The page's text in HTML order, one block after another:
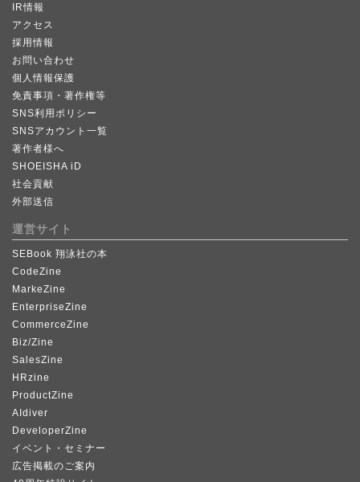
IR情報
アクセス
採用情報
お問い合わせ
個人情報保護
免責事項・著作権等
SNS利用ポリシー
SNSアカウント一覧
著作者様へ
SHOEISHA iD
社会貢献
外部送信
運営サイト
SEBook 翔泳社の本
CodeZine
MarkeZine
EnterpriseZine
CommerceZine
Biz/Zine
SalesZine
HRzine
ProductZine
AIdiver
DeveloperZine
イベント・セミナー
広告掲載のご案内